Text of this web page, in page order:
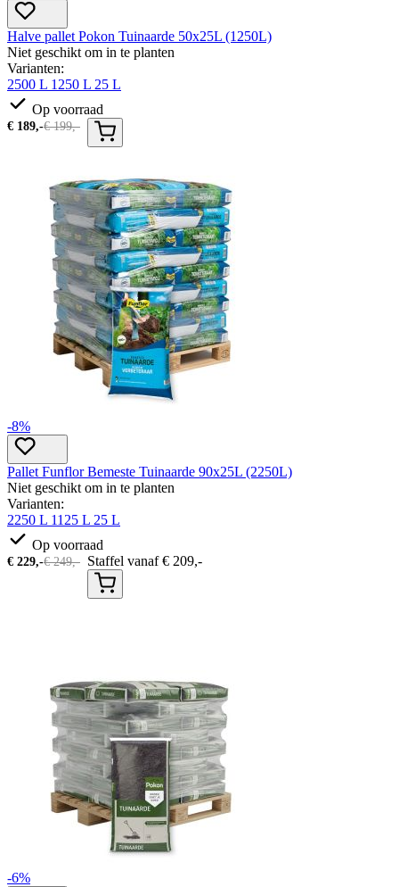
Halve pallet Pokon Tuinaarde 50x25L (1250L)
Niet geschikt om in te planten
Varianten:
2500 L 1250 L 25 L
Op voorraad
€ 189,-€199,-
-8%
Pallet Funflor Bemeste Tuinaarde 90x25L (2250L)
Niet geschikt om in te planten
Varianten:
2250 L 1125 L 25 L
Op voorraad
€ 229,-€249,- Staffel vanaf€ 209,-
-6%